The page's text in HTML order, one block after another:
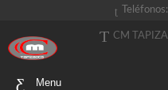
CM
Menu